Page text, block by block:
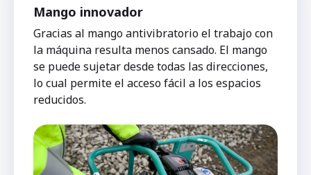
Mango innovador
Gracias al mango antivibratorio el trabajo con
la máquina resulta menos cansado. El mango
se puede sujetar desde todas las direcciones,
lo cual permite el acceso fácil a los espacios
reducidos.